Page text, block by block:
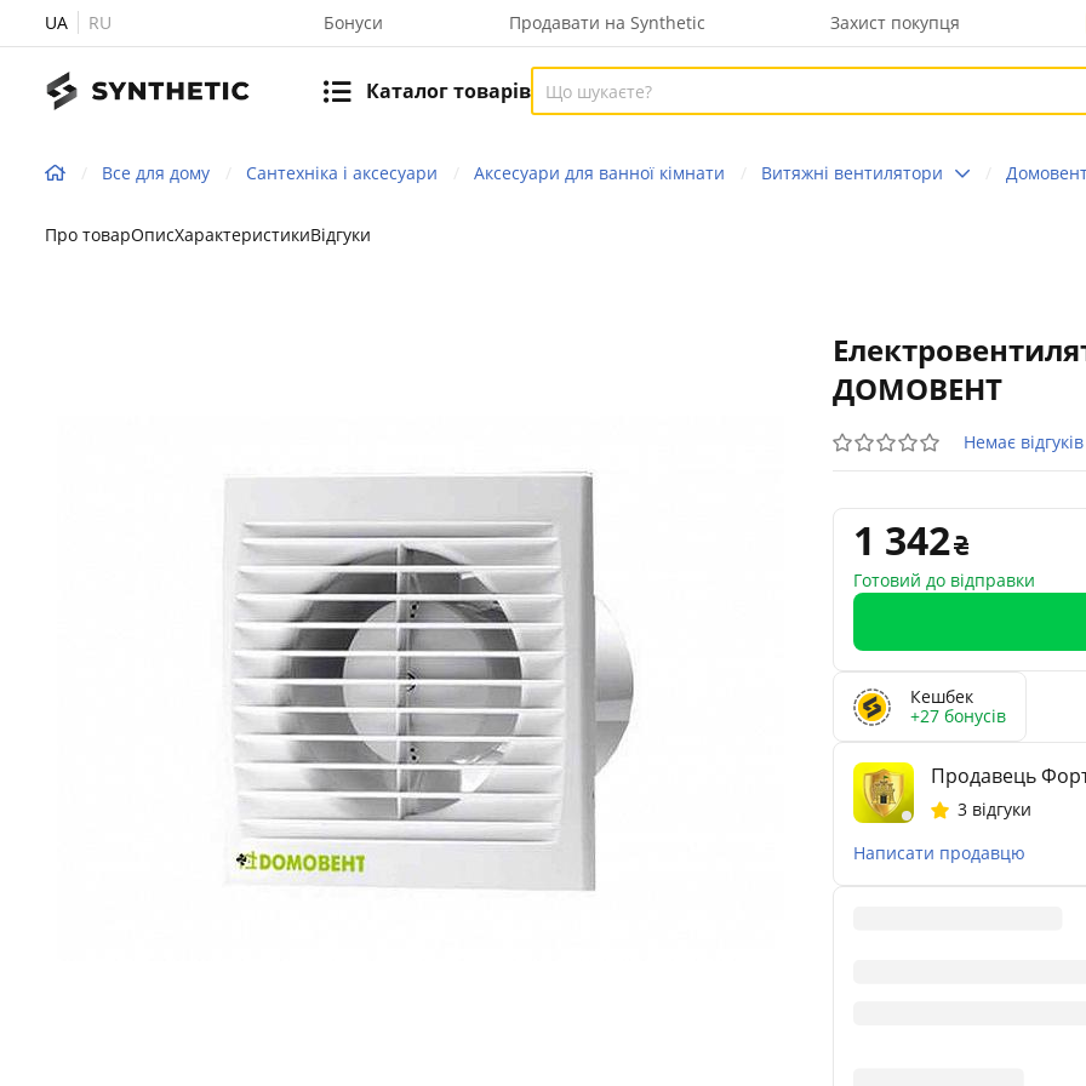
UA RU Бонуси Продавати на Synthetic Захист покупця
Каталог товарів
Все для дому Сантехніка і аксесуари Аксесуари для ванної кімнати Витяжні вентилятори
Про товарОписХарактеристикиВідгуки
ДОМОВЕНТ
Немає відгуків
1 342
Готовий до відправки
Кешбек
+27 бонусів
Продавець
3 відгуки
Написати продавцю